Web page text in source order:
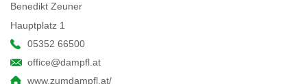
Benedikt Zeuner
Hauptplatz 1
05352 66500
office@dampfl.at
www.zumdampfl.at/